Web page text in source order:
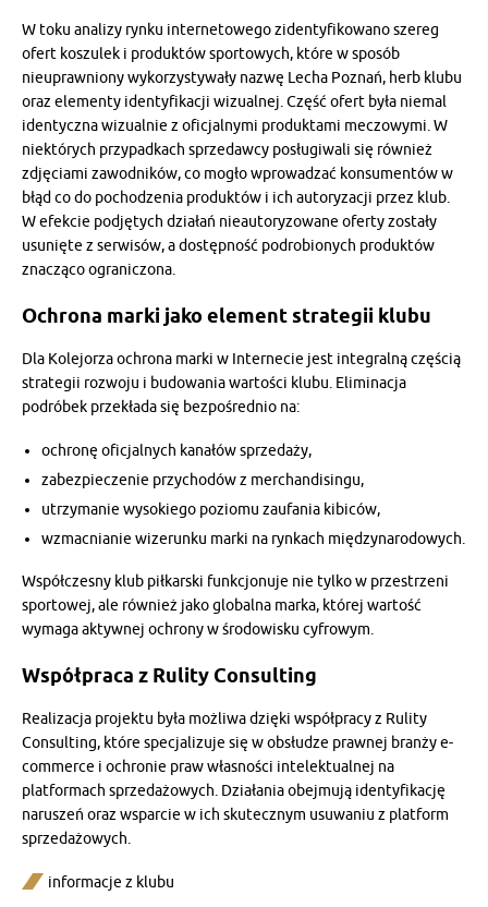
W toku analizy rynku internetowego zidentyfikowano szereg
ofert koszulek i produktów sportowych, które w sposób
nieuprawniony wykorzystywały nazwę Lecha Poznań, herb klubu
oraz elementy identyfikacji wizualnej. Część ofert była niemal
identyczna wizualnie z oficjalnymi produktami meczowymi. W
niektórych przypadkach sprzedawcy posługiwali się również
zdjęciami zawodników, co mogło wprowadzać konsumentów w
błąd co do pochodzenia produktów i ich autoryzacji przez klub.
W efekcie podjętych działań nieautoryzowane oferty zostały
usunięte z serwisów, a dostępność podrobionych produktów
znacząco ograniczona.
Ochrona marki jako element strategii klubu
Dla Kolejorza ochrona marki w Internecie jest integralną częścią
strategii rozwoju i budowania wartości klubu. Eliminacja
podróbek przekłada się bezpośrednio na:
ochronę oficjalnych kanałów sprzedaży,
zabezpieczenie przychodów z merchandisingu,
utrzymanie wysokiego poziomu zaufania kibiców,
wzmacnianie wizerunku marki na rynkach międzynarodowych.
Współczesny klub piłkarski funkcjonuje nie tylko w przestrzeni
sportowej, ale również jako globalna marka, której wartość
wymaga aktywnej ochrony w środowisku cyfrowym.
Współpraca z Rulity Consulting
Realizacja projektu była możliwa dzięki współpracy z Rulity
Consulting, które specjalizuje się w obsłudze prawnej branży e-
commerce i ochronie praw własności intelektualnej na
platformach sprzedażowych. Działania obejmują identyfikację
naruszeń oraz wsparcie w ich skutecznym usuwaniu z platform
sprzedażowych.
informacje z klubu